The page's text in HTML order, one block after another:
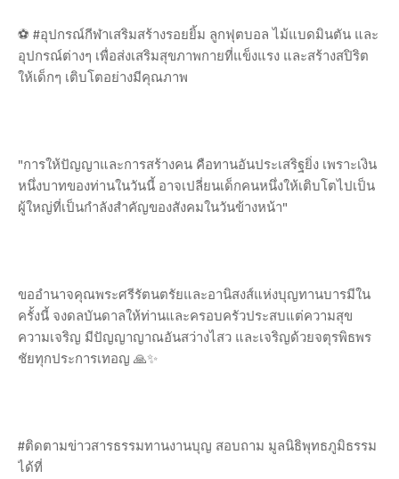
⚽ #อุปกรณ์กีฬาเสริมสร้างรอยยิ้ม ลูกฟุตบอล ไม้แบดมินตัน และ
อุปกรณ์ต่างๆ เพื่อส่งเสริมสุขภาพกายที่แข็งแรง และสร้างสปิริต
ให้เด็กๆ เติบโตอย่างมีคุณภาพ
"การให้ปัญญาและการสร้างคน คือทานอันประเสริฐยิ่ง เพราะเงิน
หนึ่งบาทของท่านในวันนี้ อาจเปลี่ยนเด็กคนหนึ่งให้เติบโตไปเป็น
ผู้ใหญ่ที่เป็นกำลังสำคัญของสังคมในวันข้างหน้า"
ขออำนาจคุณพระศรีรัตนตรัยและอานิสงส์แห่งบุญทานบารมีใน
ครั้งนี้ จงดลบันดาลให้ท่านและครอบครัวประสบแต่ความสุข
ความเจริญ มีปัญญาญาณอันสว่างไสว และเจริญด้วยจตุรพิธพร
ชัยทุกประการเทอญ 🙏✨
#ติดตามข่าวสารธรรมทานงานบุญ สอบถาม มูลนิธิพุทธภูมิธรรม
ได้ที่